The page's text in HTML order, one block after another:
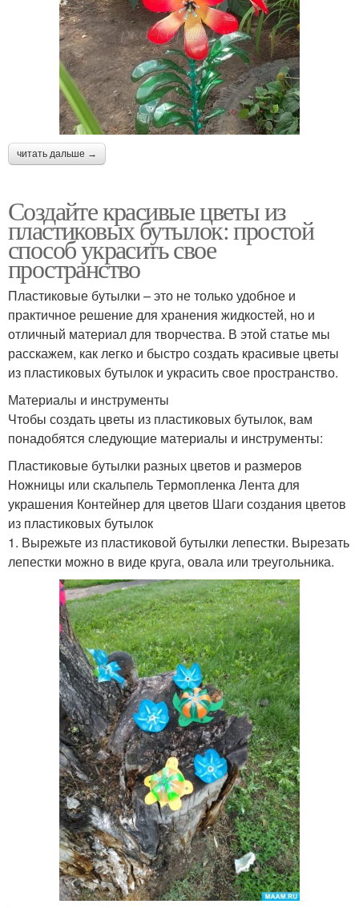
читать дальше →
Создайте красивые цветы из
пластиковых бутылок: простой
способ украсить свое
пространство
Пластиковые бутылки – это не только удобное и
практичное решение для хранения жидкостей, но и
отличный материал для творчества. В этой статье мы
расскажем, как легко и быстро создать красивые цветы
из пластиковых бутылок и украсить свое пространство.
Материалы и инструменты
Чтобы создать цветы из пластиковых бутылок, вам
понадобятся следующие материалы и инструменты:
Пластиковые бутылки разных цветов и размеров
Ножницы или скальпель Термопленка Лента для
украшения Контейнер для цветов Шаги создания цветов
из пластиковых бутылок
1. Вырежьте из пластиковой бутылки лепестки. Вырезать
лепестки можно в виде круга, овала или треугольника.